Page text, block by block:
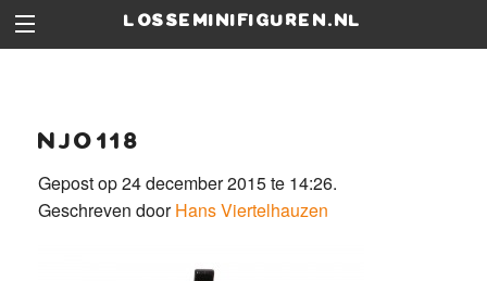
losseminifiguren.nl
njo118
Gepost op 24 december 2015 te 14:26.
Geschreven doorHans Viertelhauzen